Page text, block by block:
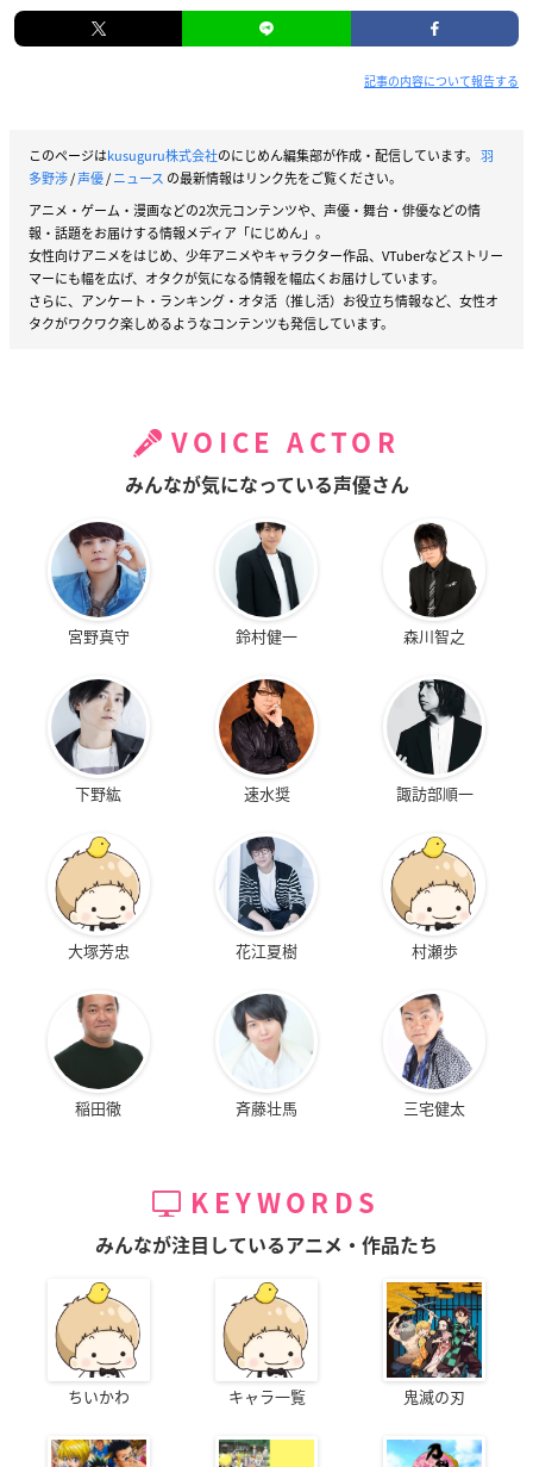
記事の内容について報告する
このページはkusuguru株式会社のにじめん編集部が作成・配信しています。 羽
多野渉/声優/ニュース の最新情報はリンク先をご覧ください。
アニメ・ゲーム・漫画などの2次元コンテンツや、声優・舞台・俳優などの情
報・話題をお届けする情報メディア「にじめん」。
女性向けアニメをはじめ、少年アニメやキャラクター作品、VTuberなどストリー
マーにも幅を広げ、オタクが気になる情報を幅広くお届けしています。
さらに、アンケート・ランキング・オタ活（推し活）お役立ち情報など、女性オ
タクがワクワク楽しめるようなコンテンツも発信しています。
VOICE ACTOR
みんなが気になっている声優さん
宮野真守 鈴村健一 森川智之
下野紘 速水奨 諏訪部順一
大塚芳忠 花江夏樹 村瀬歩
稲田徹 斉藤壮馬 三宅健太
KEYWORDS
みんなが注目しているアニメ・作品たち
ちいかわ キャラ一覧 鬼滅の刃